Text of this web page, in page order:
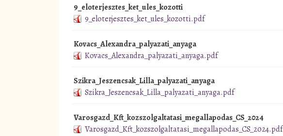
9_eloterjesztes_ket_ules_kozotti
9_eloterjesztes_ket_ules_kozotti.pdf
Kovacs_Alexandra_palyazati_anyaga
Kovacs_Alexandra_palyazati_anyaga.pdf
Szikra_Jeszencsak_Lilla_palyazati_anyaga
Szikra_Jeszencsak_Lilla_palyazati_anyaga.pdf
Varosgazd_Kft_kozszolgaltatasi_megallapodas_CS_2024
Varosgazd_Kft_kozszolgaltatasi_megallapodas_CS_2024.pdf